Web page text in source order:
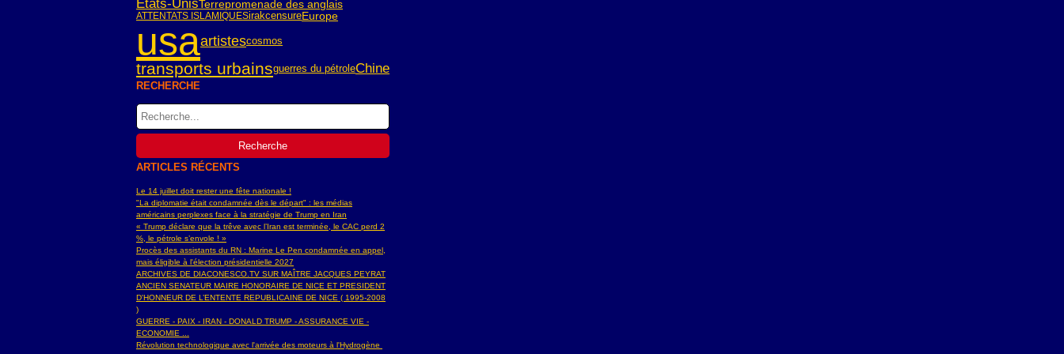
Etats-UnisTerrepromenade des anglais
ATTENTATS ISLAMIQUESirakcensureEurope
usaartistescosmos
transports urbainsguerres du pétroleChine
RECHERCHE
ARTICLES RÉCENTS
Le 14 juillet doit rester une fête nationale !
"La diplomatie était condamnée dès le départ" : les médias
américains perplexes face à la stratégie de Trump en Iran
« Trump déclare que la trêve avec l’Iran est terminée, le CAC perd 2
%, le pétrole s’envole ! »
Procès des assistants du RN : Marine Le Pen condamnée en appel,
mais éligible à l'élection présidentielle 2027
ARCHIVES DE DIACONESCO.TV SUR MAÎTRE JACQUES PEYRAT
ANCIEN SENATEUR MAIRE HONORAIRE DE NICE ET PRESIDENT
D'HONNEUR DE L’ENTENTE REPUBLICAINE DE NICE ( 1995-2008
)
GUERRE - PAIX - IRAN - DONALD TRUMP - ASSURANCE VIE -
ECONOMIE ...
Révolution technologique avec l'arrivée des moteurs à l'Hydrogène